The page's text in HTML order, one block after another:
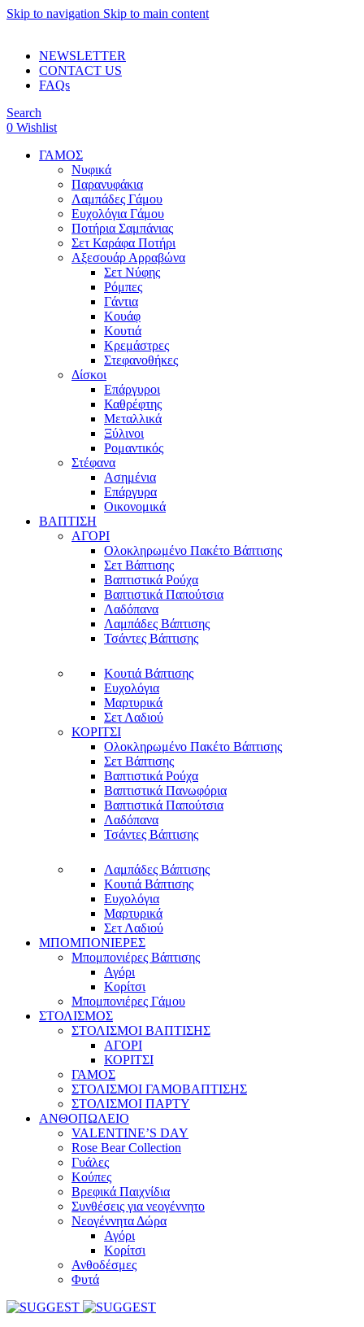
Skip to navigation Skip to main content
NEWSLETTER
CONTACT US
FAQs
Search
0 Wishlist
ΓΑΜΟΣ
Νυφικά
Παρανυφάκια
Λαμπάδες Γάμου
Ευχολόγια Γάμου
Ποτήρια Σαμπάνιας
Σετ Καράφα Ποτήρι
Αξεσουάρ Αρραβώνα
Σετ Νύφης
Ρόμπες
Γάντια
Κουάφ
Κουτιά
Κρεμάστρες
Στεφανοθήκες
Δίσκοι
Επάργυροι
Καθρέφτης
Μεταλλικά
Ξύλινοι
Ρομαντικός
Στέφανα
Ασημένια
Επάργυρα
Οικονομικά
ΒΑΠΤΙΣΗ
ΑΓΟΡΙ
Ολοκληρωμένο Πακέτο Βάπτισης
Σετ Βάπτισης
Βαπτιστικά Ρούχα
Βαπτιστικά Παπούτσια
Λαδόπανα
Λαμπάδες Βάπτισης
Τσάντες Βάπτισης
Κουτιά Βάπτισης
Ευχολόγια
Μαρτυρικά
Σετ Λαδιού
ΚΟΡΙΤΣΙ
Ολοκληρωμένο Πακέτο Βάπτισης
Σετ Βάπτισης
Βαπτιστικά Ρούχα
Βαπτιστικά Πανωφόρια
Βαπτιστικά Παπούτσια
Λαδόπανα
Τσάντες Βάπτισης
Λαμπάδες Βάπτισης
Κουτιά Βάπτισης
Ευχολόγια
Μαρτυρικά
Σετ Λαδιού
ΜΠΟΜΠΟΝΙΕΡΕΣ
Μπομπονιέρες Βάπτισης
Αγόρι
Κορίτσι
Μπομπονιέρες Γάμου
ΣΤΟΛΙΣΜΟΣ
ΣΤΟΛΙΣΜΟΙ ΒΑΠΤΙΣΗΣ
ΑΓΟΡΙ
ΚΟΡΙΤΣΙ
ΓΑΜΟΣ
ΣΤΟΛΙΣΜΟΙ ΓΑΜΟΒΑΠΤΙΣΗΣ
ΣΤΟΛΙΣΜΟΙ ΠΑΡΤΥ
ΑΝΘΟΠΩΛΕΙΟ
VALENTINE’S DAY
Rose Bear Collection
Γυάλες
Κούπες
Βρεφικά Παιχνίδια
Συνθέσεις για νεογέννητο
Νεογέννητα Δώρα
Αγόρι
Κορίτσι
Ανθοδέσμες
Φυτά